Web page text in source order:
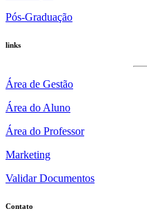
Pós-Graduação
links
Área de Gestão
Área do Aluno
Área do Professor
Marketing
Validar Documentos
Contato